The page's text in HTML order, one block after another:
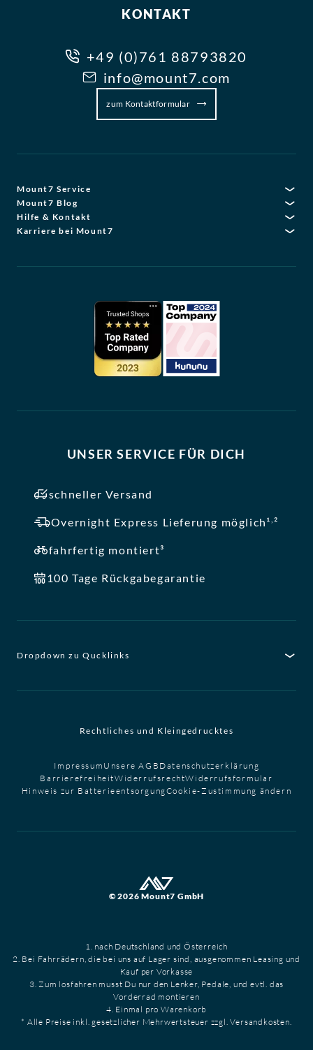
KONTAKT
+49 (0)761 88793820
info@mount7.com
zum Kontaktformular
Mount7 Service
Mount7 Blog
Hilfe & Kontakt
Karriere bei Mount7
UNSER SERVICE FÜR DICH
schneller Versand
Overnight Express Lieferung möglich¹ ,²
fahrfertig montiert³
100 Tage Rückgabegarantie
Dropdown zu Qucklinks
Rechtliches und Kleingedrucktes
Impressum Unsere AGB Datenschutzerklärung
BarrierefreiheitWiderrufsrechtWiderrufsformular
Hinweis zur BatterieentsorgungCookie-Zustimmung ändern
© 2026 Mount7 GmbH
1. nach Deutschland und Österreich
2. Bei Fahrrädern, die bei uns auf Lager sind, ausgenommen Leasing und
Kauf per Vorkasse
3. Zum losfahren musst Du nur den Lenker, Pedale, und evtl. das
Vorderrad montieren
4. Einmal pro Warenkorb
* Alle Preise inkl. gesetzlicher Mehrwertsteuer zzgl. Versandkosten.